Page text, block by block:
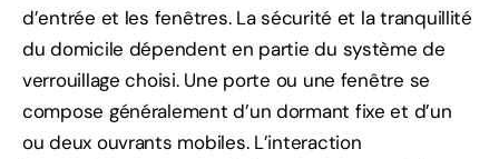
d’entrée et les fenêtres. La sécurité et la tranquillité
du domicile dépendent en partie du système de
verrouillage choisi. Une porte ou une fenêtre se
compose généralement d’un dormant fixe et d’un
ou deux ouvrants mobiles. L’interaction